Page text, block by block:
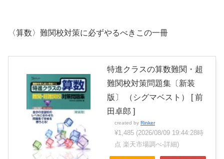
〈算数〉難関校対策に必ずやるべきこの一冊
特進クラスの算数難関・超
難関校対策問題集〔新装
版〕 （シグマベスト） [ 前
田卓郎 ]
created by Rinker
¥1,485 (2026/08/09 19:44:28時
点 楽天市場調べ-詳細)